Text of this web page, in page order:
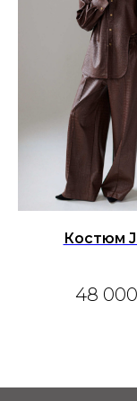
Костюм
48 000